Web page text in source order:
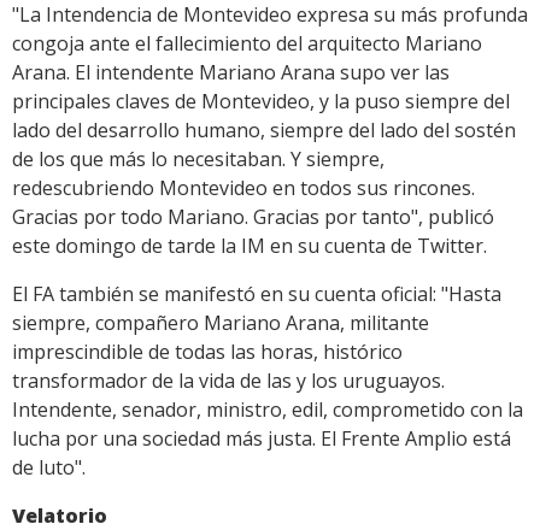
"La Intendencia de Montevideo expresa su más profunda
congoja ante el fallecimiento del arquitecto Mariano
Arana. El intendente Mariano Arana supo ver las
principales claves de Montevideo, y la puso siempre del
lado del desarrollo humano, siempre del lado del sostén
de los que más lo necesitaban. Y siempre,
redescubriendo Montevideo en todos sus rincones.
Gracias por todo Mariano. Gracias por tanto", publicó
este domingo de tarde la IM en su cuenta de Twitter.
El FA también se manifestó en su cuenta oficial: "Hasta
siempre, compañero Mariano Arana, militante
imprescindible de todas las horas, histórico
transformador de la vida de las y los uruguayos.
Intendente, senador, ministro, edil, comprometido con la
lucha por una sociedad más justa. El Frente Amplio está
de luto".
Velatorio